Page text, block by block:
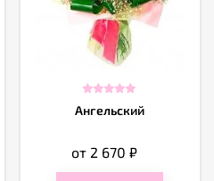
Ангельский
от 2 670₽